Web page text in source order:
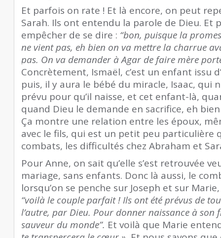
Et parfois on rate ! Et là encore, on peut
Sarah. Ils ont entendu la parole de Dieu. Et
empêcher de se dire : “bon, puisque la
ne vient pas, eh bien on va mettre la charrue
pas. On va demander à Agar de faire mère
Concrètement, Ismaël, c’est un enfant issu
puis, il y aura le bébé du miracle, Isaac, qui
prévu pour qu’il naisse, et cet enfant-là,
quand Dieu le demande en sacrifice, eh
Ça montre une relation entre les époux,
avec le fils, qui est un petit peu particulière
combats, les difficultés chez Abraham et
Pour Anne, on sait qu’elle s’est retrouvée
mariage, sans enfants. Donc là aussi, le
lorsqu’on se penche sur Joseph et sur
“voilà le couple parfait ! Ils ont été prévus de
l’autre, par Dieu. Pour donner naissance à son
sauveur du monde”. Et voilà que Marie